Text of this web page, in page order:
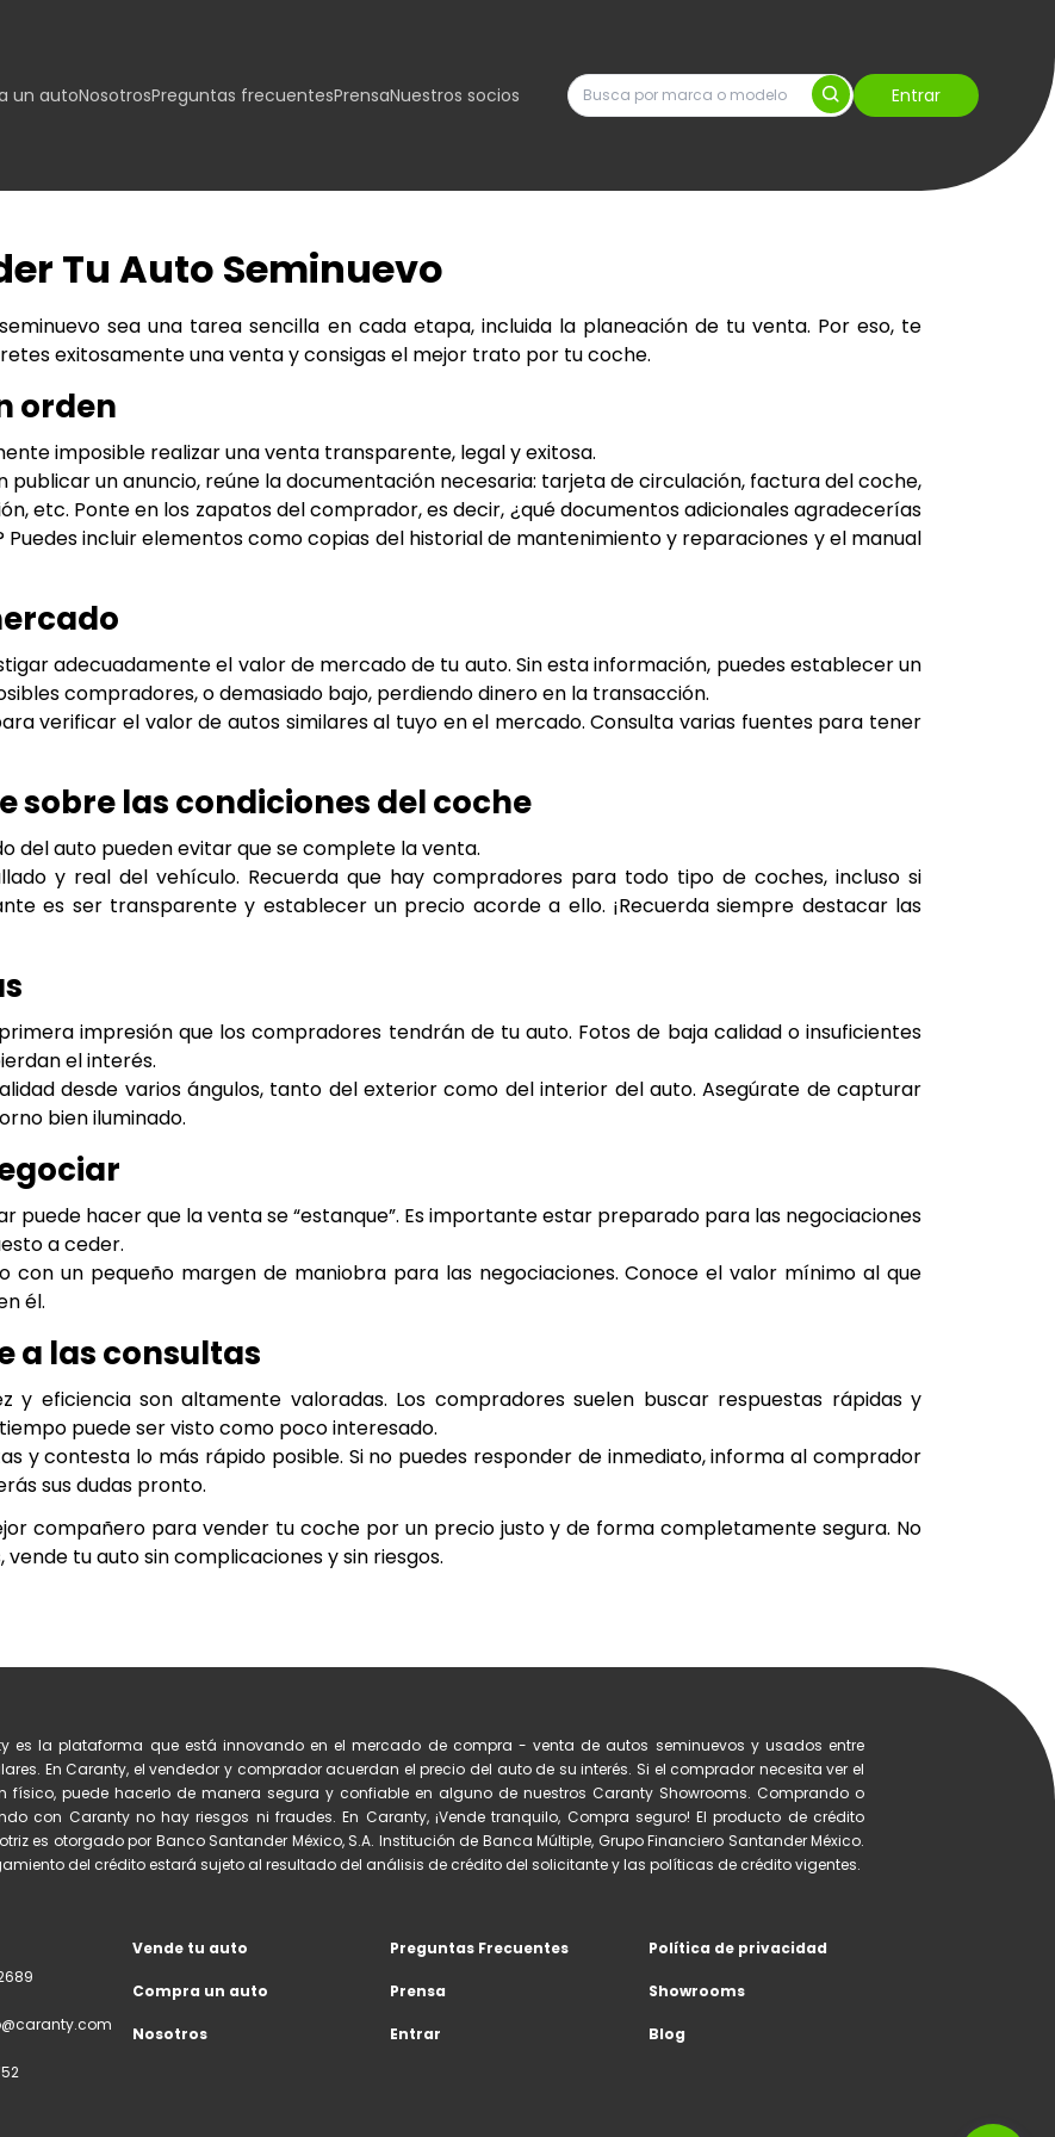
un autoNosotrosPreguntas frecuentesPrensaNuestros socios Entrar
Tu Auto Seminuevo
sea una tarea sencilla en cada etapa, incluida la planeación de tu venta. Por eso, te
exitosamente una venta y consigas el mejor trato por tu coche.
orden
imposible realizar una venta transparente, legal y exitosa.
publicar un anuncio, reúne la documentación necesaria: tarjeta de circulación, factura del coche,
etc. Ponte en los zapatos del comprador, es decir, ¿qué documentos adicionales agradecerías
incluir elementos como copias del historial de mantenimiento y reparaciones y el manual
adecuadamente el valor de mercado de tu auto. Sin esta información, puedes establecer un
compradores, o demasiado bajo, perdiendo dinero en la transacción.
verificar el valor de autos similares al tuyo en el mercado. Consulta varias fuentes para tener
las condiciones del coche
del auto pueden evitar que se complete la venta.
y real del vehículo. Recuerda que hay compradores para todo tipo de coches, incluso si
es ser transparente y establecer un precio acorde a ello. ¡Recuerda siempre destacar las
impresión que los compradores tendrán de tu auto. Fotos de baja calidad o insuficientes
el interés.
desde varios ángulos, tanto del exterior como del interior del auto. Asegúrate de capturar
bien iluminado.
puede hacer que la venta se “estanque”. Es importante estar preparado para las negociaciones
a ceder.
con un pequeño margen de maniobra para las negociaciones. Conoce el valor mínimo al que
él.
a las consultas
y eficiencia son altamente valoradas. Los compradores suelen buscar respuestas rápidas y
puede ser visto como poco interesado.
y contesta lo más rápido posible. Si no puedes responder de inmediato, informa al comprador
sus dudas pronto.
compañero para vender tu coche por un precio justo y de forma completamente segura. No
tu auto sin complicaciones y sin riesgos.
es la plataforma que está innovando en el mercado de compra - venta de autos seminuevos y usados entre
En Caranty, el vendedor y comprador acuerdan el precio del auto de su interés. Si el comprador necesita ver el
físico, puede hacerlo de manera segura y confiable en alguno de nuestros Caranty Showrooms. Comprando o
con Caranty no hay riesgos ni fraudes. En Caranty, ¡Vende tranquilo, Compra seguro! El producto de crédito
es otorgado por Banco Santander México, S.A. Institución de Banca Múltiple, Grupo Financiero Santander México.
del crédito estará sujeto al resultado del análisis de crédito del solicitante y las políticas de crédito vigentes.
Vende tu auto Preguntas Frecuentes Política de privacidad
Compra un auto Prensa Showrooms
Nosotros Entrar Blog